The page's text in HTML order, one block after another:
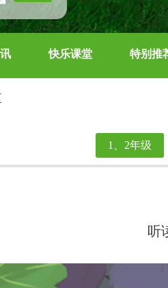
快乐课堂 特别推
1、2年级
听